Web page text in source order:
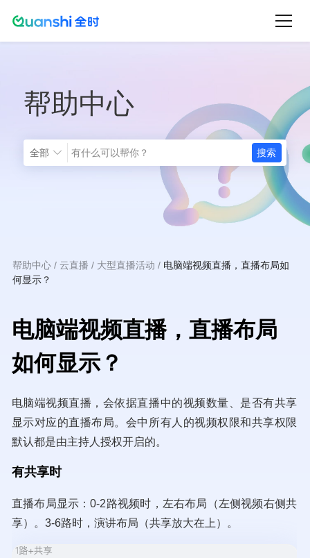
帮助中心
全部
面
包
帮助中心 云直播 大型直播活动 电脑端视频直播，直播布局如
何显示？
电脑端视频直播，直播布局
如何显示？
电脑端视频直播，会依据直播中的视频数量、是否有共享
显示对应的直播布局。会中所有人的视频权限和共享权限
默认都是由主持人授权开启的。
有共享时
直播布局显示：0-2路视频时，左右布局（左侧视频右侧共
享）。3-6路时，演讲布局（共享放大在上）。